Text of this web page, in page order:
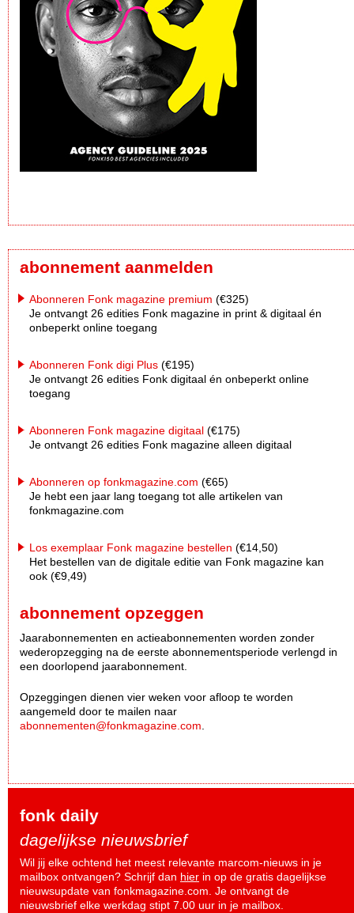
abonnement aanmelden
Abonneren Fonk magazine premium (€325)
Je ontvangt 26 edities Fonk magazine in print & digitaal én
onbeperkt online toegang
Abonneren Fonk digi Plus (€195)
Je ontvangt 26 edities Fonk digitaal én onbeperkt online
toegang
Abonneren Fonk magazine digitaal (€175)
Je ontvangt 26 edities Fonk magazine alleen digitaal
Abonneren op fonkmagazine.com (€65)
Je hebt een jaar lang toegang tot alle artikelen van
fonkmagazine.com
Los exemplaar Fonk magazine bestellen (€14,50)
Het bestellen van de digitale editie van Fonk magazine kan
ook (€9,49)
abonnement opzeggen
Jaarabonnementen en actieabonnementen worden zonder
wederopzegging na de eerste abonnementsperiode verlengd in
een doorlopend jaarabonnement.
Opzeggingen dienen vier weken voor afloop te worden
aangemeld door te mailen naar
abonnementen@fonkmagazine.com.
fonk daily
dagelijkse nieuwsbrief
Wil jij elke ochtend het meest relevante marcom-nieuws in je
mailbox ontvangen? Schrijf dan hier in op de gratis dagelijkse
nieuwsupdate van fonkmagazine.com. Je ontvangt de
nieuwsbrief elke werkdag stipt 7.00 uur in je mailbox.